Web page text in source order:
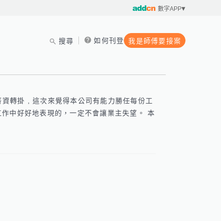
數字APP
搜尋 如何刊登 我是師傅要接案
轉掛 , 這次來覺得本公司有能力勝任每份工
中好好地表現的，一定不會讓業主失望。 本